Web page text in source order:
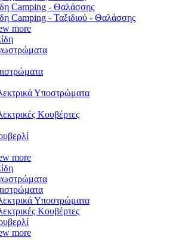
Camping - Θαλάσσης
Camping - Ταξιδιού - Θαλάσσης
more
Υποστρώματα
Κουβέρτες
more
Υποστρώματα
Κουβέρτες
more